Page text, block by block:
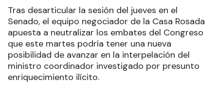
Tras desarticular la sesión del jueves en el
Senado, el equipo negociador de la Casa Rosada
apuesta a neutralizar los embates del Congreso
que este martes podría tener una nueva
posibilidad de avanzar en la interpelación del
ministro coordinador investigado por presunto
enriquecimiento ilícito.